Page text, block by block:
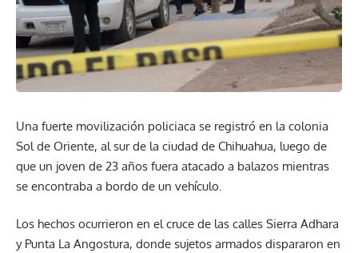
Una fuerte movilización policiaca se registró en la colonia
Sol de Oriente, al sur de la ciudad de Chihuahua, luego de
que un joven de 23 años fuera atacado a balazos mientras
se encontraba a bordo de un vehículo.
Los hechos ocurrieron en el cruce de las calles Sierra Adhara
y Punta La Angostura, donde sujetos armados dispararon en